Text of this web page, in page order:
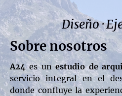
Sobre nosotros
Diseño ·
A24es unestudio de
servicio integral en el
donde confluye la